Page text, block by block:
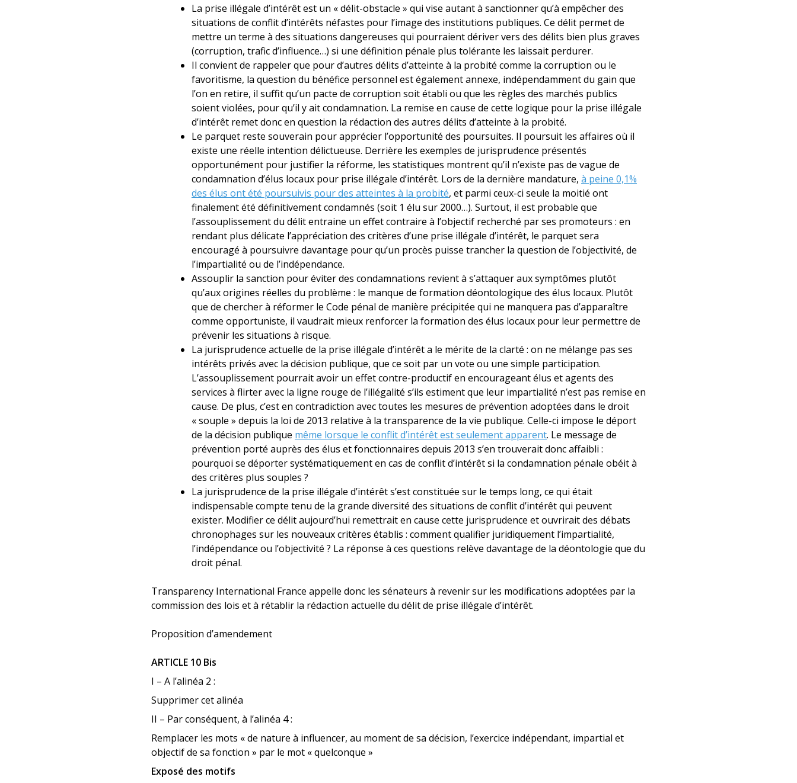
La prise illégale d’intérêt est un « délit-obstacle » qui vise autant à sanctionner qu’à empêcher des
situations de conflit d’intérêts néfastes pour l’image des institutions publiques. Ce délit permet de
mettre un terme à des situations dangereuses qui pourraient dériver vers des délits bien plus graves
(corruption, trafic d’influence…) si une définition pénale plus tolérante les laissait perdurer.
Il convient de rappeler que pour d’autres délits d’atteinte à la probité comme la corruption ou le
favoritisme, la question du bénéfice personnel est également annexe, indépendamment du gain que
l’on en retire, il suffit qu’un pacte de corruption soit établi ou que les règles des marchés publics
soient violées, pour qu’il y ait condamnation. La remise en cause de cette logique pour la prise illégale
d’intérêt remet donc en question la rédaction des autres délits d’atteinte à la probité.
Le parquet reste souverain pour apprécier l’opportunité des poursuites. Il poursuit les affaires où il
existe une réelle intention délictueuse. Derrière les exemples de jurisprudence présentés
opportunément pour justifier la réforme, les statistiques montrent qu’il n’existe pas de vague de
condamnation d’élus locaux pour prise illégale d’intérêt. Lors de la dernière mandature, à peine 0,1%
des élus ont été poursuivis pour des atteintes à la probité, et parmi ceux-ci seule la moitié ont
finalement été définitivement condamnés (soit 1 élu sur 2000…). Surtout, il est probable que
l’assouplissement du délit entraine un effet contraire à l’objectif recherché par ses promoteurs : en
rendant plus délicate l’appréciation des critères d’une prise illégale d’intérêt, le parquet sera
encouragé à poursuivre davantage pour qu’un procès puisse trancher la question de l’objectivité, de
l’impartialité ou de l’indépendance.
Assouplir la sanction pour éviter des condamnations revient à s’attaquer aux symptômes plutôt
qu’aux origines réelles du problème : le manque de formation déontologique des élus locaux. Plutôt
que de chercher à réformer le Code pénal de manière précipitée qui ne manquera pas d’apparaître
comme opportuniste, il vaudrait mieux renforcer la formation des élus locaux pour leur permettre de
prévenir les situations à risque.
La jurisprudence actuelle de la prise illégale d’intérêt a le mérite de la clarté : on ne mélange pas ses
intérêts privés avec la décision publique, que ce soit par un vote ou une simple participation.
L’assouplissement pourrait avoir un effet contre-productif en encourageant élus et agents des
services à flirter avec la ligne rouge de l’illégalité s’ils estiment que leur impartialité n’est pas remise en
cause. De plus, c’est en contradiction avec toutes les mesures de prévention adoptées dans le droit
« souple » depuis la loi de 2013 relative à la transparence de la vie publique. Celle-ci impose le déport
de la décision publique même lorsque le conflit d’intérêt est seulement apparent. Le message de
prévention porté auprès des élus et fonctionnaires depuis 2013 s’en trouverait donc affaibli :
pourquoi se déporter systématiquement en cas de conflit d’intérêt si la condamnation pénale obéit à
des critères plus souples ?
La jurisprudence de la prise illégale d’intérêt s’est constituée sur le temps long, ce qui était
indispensable compte tenu de la grande diversité des situations de conflit d’intérêt qui peuvent
exister. Modifier ce délit aujourd’hui remettrait en cause cette jurisprudence et ouvrirait des débats
chronophages sur les nouveaux critères établis : comment qualifier juridiquement l’impartialité,
l’indépendance ou l’objectivité ? La réponse à ces questions relève davantage de la déontologie que du
droit pénal.
Transparency International France appelle donc les sénateurs à revenir sur les modifications adoptées par la
commission des lois et à rétablir la rédaction actuelle du délit de prise illégale d’intérêt.
Proposition d’amendement
ARTICLE 10 Bis
I – A l’alinéa 2 :
Supprimer cet alinéa
II – Par conséquent, à l’alinéa 4 :
Remplacer les mots « de nature à influencer, au moment de sa décision, l’exercice indépendant, impartial et
objectif de sa fonction » par le mot « quelconque »
Exposé des motifs